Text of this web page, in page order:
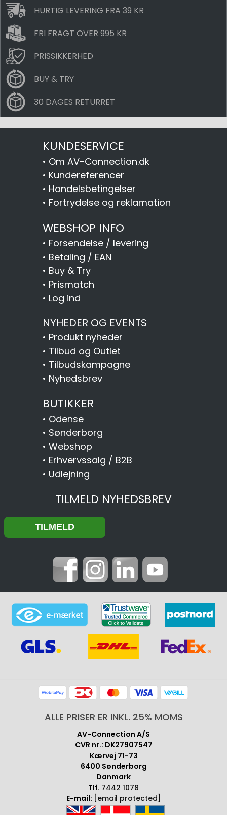
HURTIG LEVERING FRA 39 KR
FRI FRAGT OVER 995 KR
PRISSIKKERHED
BUY & TRY
30 DAGES RETURRET
KUNDESERVICE
• Om AV-Connection.dk
• Kundereferencer
• Handelsbetingelser
• Fortrydelse og reklamation
WEBSHOP INFO
• Forsendelse / levering
• Betaling / EAN
• Buy & Try
• Prismatch
• Log ind
NYHEDER OG EVENTS
• Produkt nyheder
• Tilbud og Outlet
• Tilbudskampagne
• Nyhedsbrev
BUTIKKER
• Odense
• Sønderborg
• Webshop
• Erhvervssalg / B2B
• Udlejning
TILMELD NYHEDSBREV
ALLE PRISER ER INKL. 25% MOMS
AV-Connection A/S
CVR nr.: DK27907547
Kærvej 71-73
6400 Sønderborg
Danmark
Tlf. 7442 1078
E-mail: [email protected]